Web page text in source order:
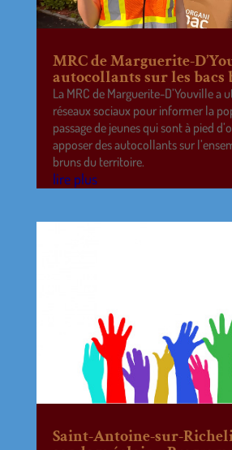
MRC de Marguerite-
autocollants sur les bacs
La MRC de Marguerite-D’Youville a
réseaux sociaux pour informer la
passage de jeunes qui sont à pied
apposer des autocollants sur
bruns du territoire.
lire plus
Saint-Antoine-sur-